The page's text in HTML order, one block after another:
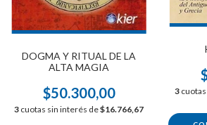
DOGMA Y RITUAL DE LA
ALTA MAGIA
$50.300,00
3 cuotas sin interés de$16.766,67
3